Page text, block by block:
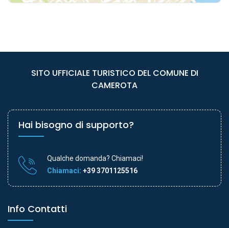
SITO UFFICIALE TURISTICO DEL COMUNE DI
CAMEROTA
Hai bisogno di supporto?
Qualche domanda? Chiamaci!
Chiamaci: +39 3701125516
Info Contatti